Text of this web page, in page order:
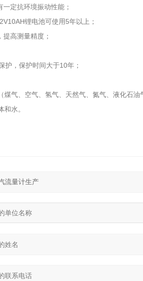
定抗环境振动性能；
锂电池可使用5年以上；
高测量精度；
护，保护时间大于10年；
煤气、空气、氢气、天然气、氮气、液化石
水。